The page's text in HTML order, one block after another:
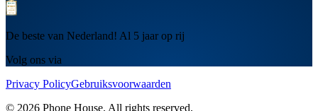
De beste van Nederland! Al 5 jaar op rij
Volg ons via
Privacy PolicyGebruiksvoorwaarden
© 2026 Phone House. All rights reserved.